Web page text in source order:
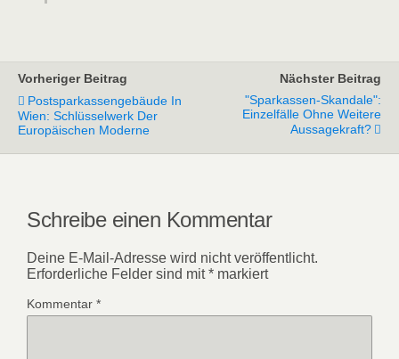
Vorheriger Beitrag
Postsparkassengebäude In
Wien: Schlüsselwerk Der
Europäischen Moderne
Nächster Beitrag
"Sparkassen-Skandale":
Einzelfälle Ohne Weitere
Aussagekraft?
Schreibe einen Kommentar
Deine E-Mail-Adresse wird nicht veröffentlicht.
Erforderliche Felder sind mit* markiert
Kommentar *